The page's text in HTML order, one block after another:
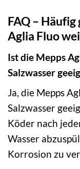
FAQ –
Aglia Fluo
Ist die Mepps
Salzwasser
Ja, die Mepps
Salzwasser
Köder nach
Wasser
Korrosion zu